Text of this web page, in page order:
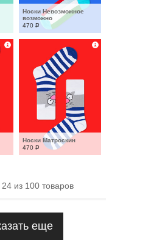
Носки Невозможное
возможно
470 Р
Носки Матроскин
470 Р
24 из 100 товаров
еще